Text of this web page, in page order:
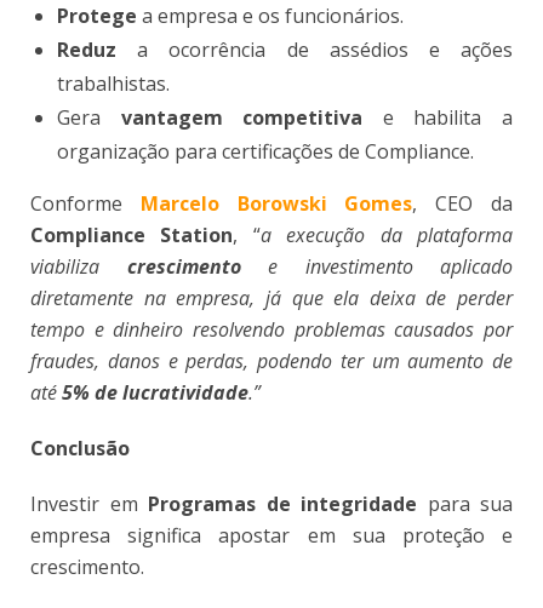
Protege a empresa e os funcionários.
Reduz a ocorrência de assédios e ações
trabalhistas.
Gera vantagem competitiva e habilita a
organização para certificações de Compliance.
Conforme Marcelo Borowski Gomes, CEO da
Compliance Station, “a execução da plataforma
viabiliza crescimentoe investimento aplicado
diretamente na empresa, já que ela deixa de perder
tempo e dinheiro resolvendo problemas causados por
fraudes, danos e perdas, podendo ter um aumento de
até5% de lucratividade.”
Conclusão
Investir em Programas de integridade para sua
empresa significa apostar em sua proteção e
crescimento.